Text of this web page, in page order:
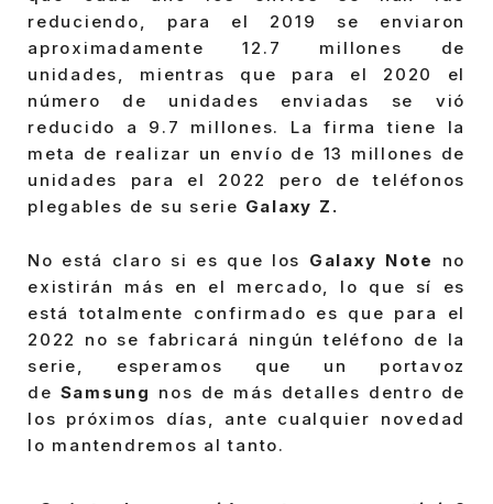
reduciendo, para el 2019 se enviaron
aproximadamente 12.7 millones de
unidades, mientras que para el 2020 el
número de unidades enviadas se vió
reducido a 9.7 millones. La firma tiene la
meta de realizar un envío de 13 millones de
unidades para el 2022 pero de teléfonos
plegables de su serie Galaxy Z.
No está claro si es que los Galaxy Note no
existirán más en el mercado, lo que sí es
está totalmente confirmado es que para el
2022 no se fabricará ningún teléfono de la
serie, esperamos que un portavoz
de Samsung nos de más detalles dentro de
los próximos días, ante cualquier novedad
lo mantendremos al tanto.